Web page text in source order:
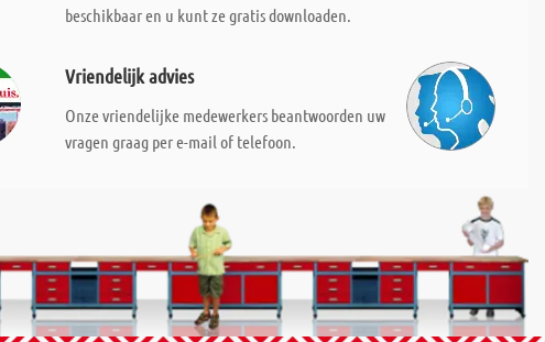
beschikbaar en u kunt ze gratis downloaden.
Vriendelijk advies
Onze vriendelijke medewerkers beantwoorden uw
vragen graag per e-mail of telefoon.